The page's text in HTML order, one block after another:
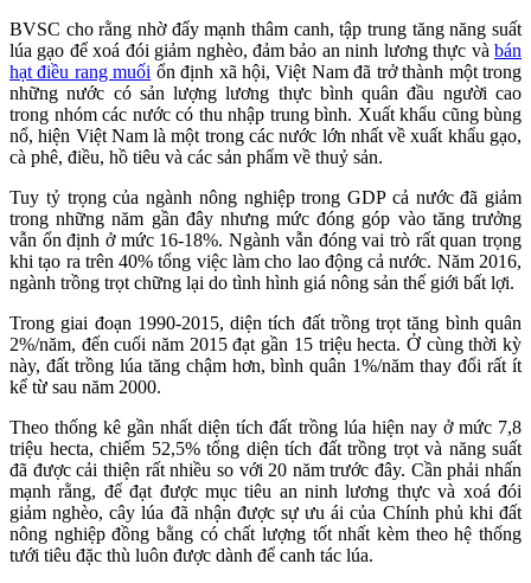
BVSC cho rằng nhờ đẩy mạnh thâm canh, tập trung tăng năng suất
lúa gạo để xoá đói giảm nghèo, đảm bảo an ninh lương thực và bán
hạt điều rang muối ổn định xã hội, Việt Nam đã trở thành một trong
những nước có sản lượng lương thực bình quân đầu người cao
trong nhóm các nước có thu nhập trung bình. Xuất khẩu cũng bùng
nổ, hiện Việt Nam là một trong các nước lớn nhất về xuất khẩu gạo,
cà phê, điều, hồ tiêu và các sản phẩm về thuỷ sản.
Tuy tỷ trọng của ngành nông nghiệp trong GDP cả nước đã giảm
trong những năm gần đây nhưng mức đóng góp vào tăng trưởng
vẫn ổn định ở mức 16-18%. Ngành vẫn đóng vai trò rất quan trọng
khi tạo ra trên 40% tổng việc làm cho lao động cả nước. Năm 2016,
ngành trồng trọt chững lại do tình hình giá nông sản thế giới bất lợi.
Trong giai đoạn 1990-2015, diện tích đất trồng trọt tăng bình quân
2%/năm, đến cuối năm 2015 đạt gần 15 triệu hecta. Ở cùng thời kỳ
này, đất trồng lúa tăng chậm hơn, bình quân 1%/năm thay đổi rất ít
kể từ sau năm 2000.
Theo thống kê gần nhất diện tích đất trồng lúa hiện nay ở mức 7,8
triệu hecta, chiếm 52,5% tổng diện tích đất trồng trọt và năng suất
đã được cải thiện rất nhiều so với 20 năm trước đây. Cần phải nhấn
mạnh rằng, để đạt được mục tiêu an ninh lương thực và xoá đói
giảm nghèo, cây lúa đã nhận được sự ưu ái của Chính phủ khi đất
nông nghiệp đồng bằng có chất lượng tốt nhất kèm theo hệ thống
tưới tiêu đặc thù luôn được dành để canh tác lúa.